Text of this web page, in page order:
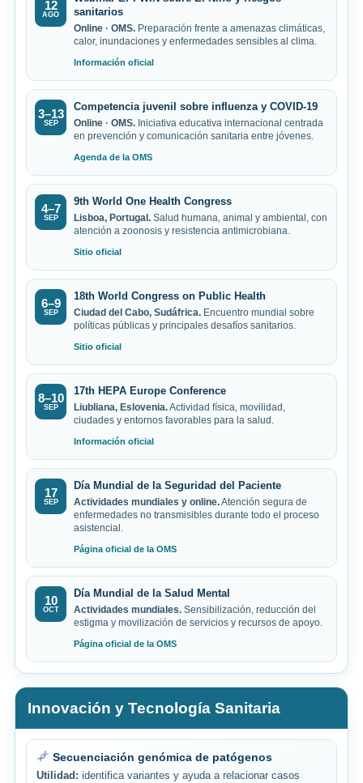
12
AGO
sanitarios
Online · OMS. Preparación frente a amenazas climáticas,
calor, inundaciones y enfermedades sensibles al clima.
Información oficial
3–13
SEP
Competencia juvenil sobre influenza y COVID-19
Online · OMS. Iniciativa educativa internacional centrada
en prevención y comunicación sanitaria entre jóvenes.
Agenda de la OMS
4–7
SEP
9th World One Health Congress
Lisboa, Portugal. Salud humana, animal y ambiental, con
atención a zoonosis y resistencia antimicrobiana.
Sitio oficial
6–9
SEP
18th World Congress on Public Health
Ciudad del Cabo, Sudáfrica. Encuentro mundial sobre
políticas públicas y principales desafíos sanitarios.
Sitio oficial
8–10
SEP
17th HEPA Europe Conference
Liubliana, Eslovenia.Actividad física, movilidad,
ciudades y entornos favorables para la salud.
Información oficial
17
SEP
Día Mundial de la Seguridad del Paciente
Actividades mundiales y online.Atención segura de
enfermedades no transmisibles durante todo el proceso
asistencial.
Página oficial de la OMS
10
OCT
Día Mundial de la Salud Mental
Actividades mundiales. Sensibilización, reducción del
estigma y movilización de servicios y recursos de apoyo.
Página oficial de la OMS
Innovación y Tecnología Sanitaria
Secuenciación genómica de patógenos
Utilidad: identifica variantes y ayuda a relacionar casos